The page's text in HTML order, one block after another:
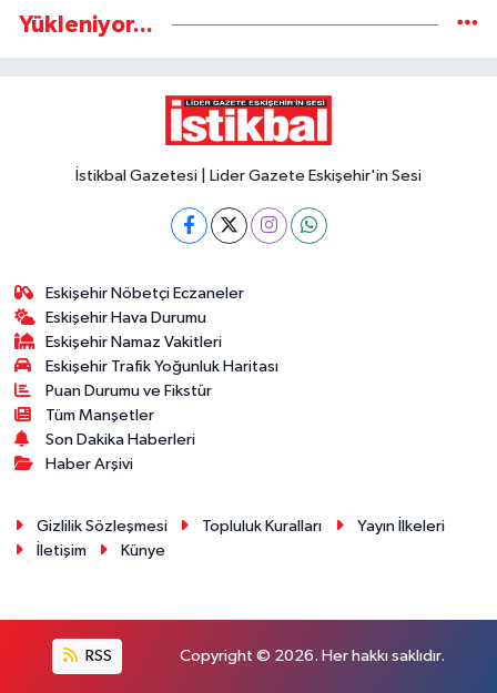
Yükleniyor...
İstikbal Gazetesi | Lider Gazete Eskişehir'in Sesi
Eskişehir Nöbetçi Eczaneler
Eskişehir Hava Durumu
Eskişehir Namaz Vakitleri
Eskişehir Trafik Yoğunluk Haritası
Puan Durumu ve Fikstür
Tüm Manşetler
Son Dakika Haberleri
Haber Arşivi
Gizlilik Sözleşmesi Topluluk Kuralları
Yayın İlkeleri
İletişim
Künye
RSS Copyright © 2026. Her hakkı saklıdır.